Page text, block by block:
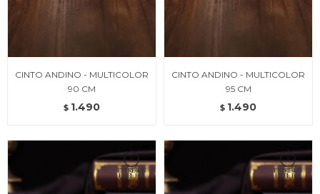
CINTO ANDINO - MULTICOLOR
90 CM
$ 1.490
CINTO ANDINO - MULTICOLOR
95 CM
$ 1.490